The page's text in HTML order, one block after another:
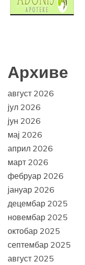
Архиве
август 2026
јул 2026
јун 2026
мај 2026
април 2026
март 2026
фебруар 2026
јануар 2026
децембар 2025
новембар 2025
октобар 2025
септембар 2025
август 2025